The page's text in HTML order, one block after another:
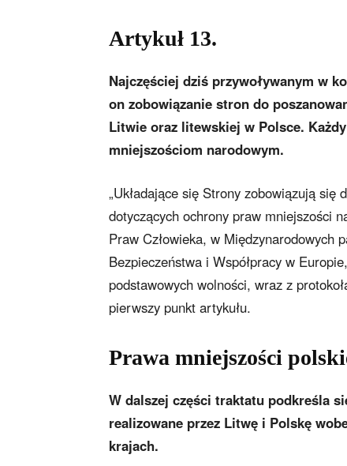
Artykuł 13.
Najczęściej dziś przywoływanym w
on zobowiązanie stron do
Litwie oraz litewskiej w Polsce.
mniejszościom narodowym.
„Układające się Strony zobowiązują
dotyczących ochrony praw mniejszości
Praw Człowieka, w Międzynarodowych
Bezpieczeństwa i Współpracy w
podstawowych wolności, wraz z
pierwszy punkt artykułu.
Prawa mniejszości
W dalszej części traktatu podkreśla
realizowane przez Litwę i Polskę
krajach.